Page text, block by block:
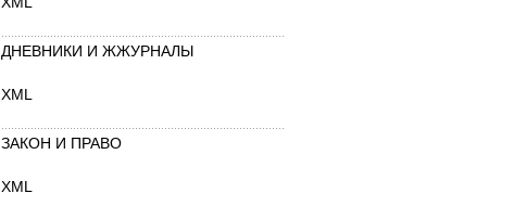
ДНЕВНИКИ И ЖЖУРНАЛЫ
XML
ЗАКОН И ПРАВО
XML